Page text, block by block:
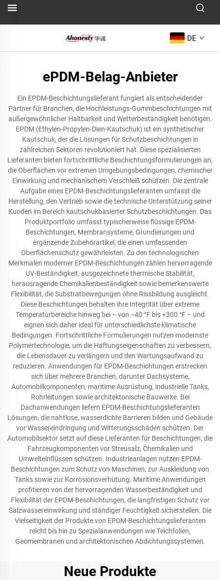
DE
ePDM-Belag-Anbieter
Ein EPDM-Beschichtungslieferant fungiert als entscheidender
Partner für Branchen, die Hochleistungs-Gummbeschichtungen mit
außergewöhnlicher Haltbarkeit und Wetterbeständigkeit benötigen.
EPDM (Ethylen-Propylen-Dien-Kautschuk) ist ein synthetischer
Kautschuk, der die Lösungen für Schutzbeschichtungen in
zahlreichen Sektoren revolutioniert hat. Diese spezialisierten
Lieferanten bieten fortschrittliche Beschichtungsformulierungen an,
die Oberflächen vor extremen Umgebungsbedingungen, chemischer
Einwirkung und mechanischem Verschleiß schützen. Die zentrale
Aufgabe eines EPDM-Beschichtungslieferanten umfasst die
Herstellung, den Vertrieb sowie die technische Unterstützung seiner
Kunden im Bereich kautschukbasierter Schutzbeschichtungen. Das
Produktportfolio umfasst typischerweise flüssige EPDM-
Beschichtungen, Membransysteme, Grundierungen und
ergänzende Zubehörartikel, die einen umfassenden
Oberflächenschutz gewährleisten. Zu den technologischen
Merkmalen moderner EPDM-Beschichtungen zählen hervorragende
UV-Beständigkeit, ausgezeichnete thermische Stabilität,
herausragende Chemikalienbeständigkeit sowie bemerkenswerte
Flexibilität, die Substratbewegungen ohne Rissbildung ausgleicht.
Diese Beschichtungen behalten ihre Integrität über extreme
Temperaturbereiche hinweg bei – von −40 °F bis +300 °F – und
eignen sich daher ideal für unterschiedlichste klimatische
Bedingungen. Fortschrittliche Formulierungen nutzen modernste
Polymertechnologie, um die Haftungseigenschaften zu verbessern,
die Lebensdauer zu verlängern und den Wartungsaufwand zu
reduzieren. Anwendungen für EPDM-Beschichtungen erstrecken
sich über mehrere Branchen, darunter Dachsysteme,
Automobilkomponenten, maritime Ausrüstung, industrielle Tanks,
Rohrleitungen sowie architektonische Bauwerke. Bei
Dachanwendungen liefern EPDM-Beschichtungslieferanten
Lösungen, die nahtlose, wasserdichte Barrieren bilden und Gebäude
vor Wassereindringung und Witterungsschäden schützen. Der
Automobilsektor setzt auf diese Lieferanten für Beschichtungen, die
Fahrzeugkomponenten vor Streusalz, Chemikalien und
Umwelteinflüssen schützen. Industrieanlagen nutzen EPDM-
Beschichtungen zum Schutz von Maschinen, zur Auskleidung von
Tanks sowie zur Korrosionsverhütung. Maritime Anwendungen
profitieren von der hervorragenden Wasserbeständigkeit und
Flexibilität der EPDM-Beschichtungen, die langfristigen Schutz vor
Salzwassereinwirkung und ständiger Feuchtigkeit sicherstellen. Die
Vielseitigkeit der Produkte von EPDM-Beschichtungslieferanten
reicht bis hin zu Spezialanwendungen wie Teichfolien,
Geomembranen und architektonischen Abdichtungssystemen.
Neue Produkte